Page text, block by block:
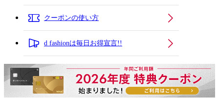
クーポンの使い方
d fashionは毎日お得宣言!!